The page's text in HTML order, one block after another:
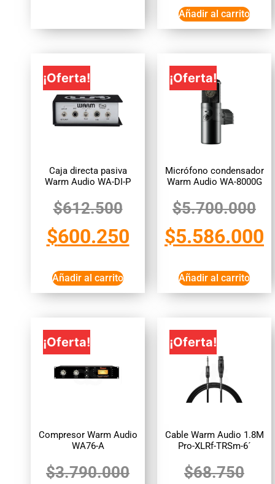
Añadir al carrito
¡Oferta!
Caja directa pasiva
Warm Audio WA-DI-P
$612.500
$600.250
Añadir al carrito
¡Oferta!
Micrófono condensador
Warm Audio WA-8000G
$5.700.000
$5.586.000
Añadir al carrito
¡Oferta!
Compresor Warm Audio
WA76-A
$3.790.000
¡Oferta!
Cable Warm Audio 1.8M
Pro-XLRf-TRSm-6´
$68.750